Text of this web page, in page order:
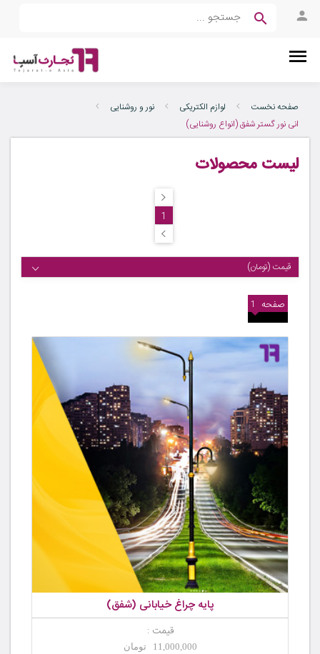
صفحه نخست لوازم الکتریکی
نور و روشنایی
انی نور گستر شفق (انواع روشنایی)
لیست محصولات
1
قیمت (تومان)
صفحه 1
پایه چراغ خیابانی (شفق)
قیمت :
11,000,000 تومان